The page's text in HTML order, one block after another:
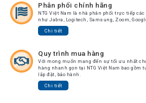
Phân phối chính hãng
NTG Việt Nam là nhà phân phối trực tiếp
như Jabra, Logitech, Samsung, Zoom,
Chi tiết
Quy trình mua hàng
Với mong muốn mang đến sự tối ưu nhất
hàng nhanh gọn tại NTG Việt Nam bao gồm
lắp đặt, bảo hành.
Chi tiết